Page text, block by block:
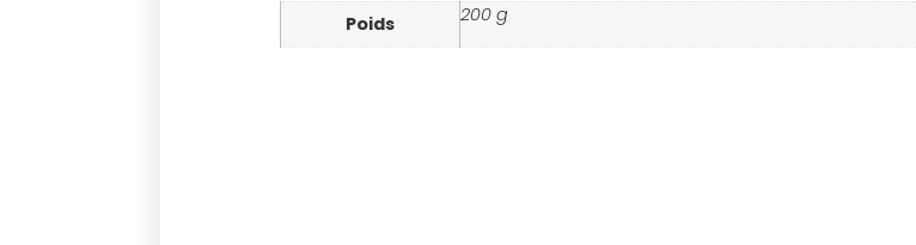
Poids 200 g